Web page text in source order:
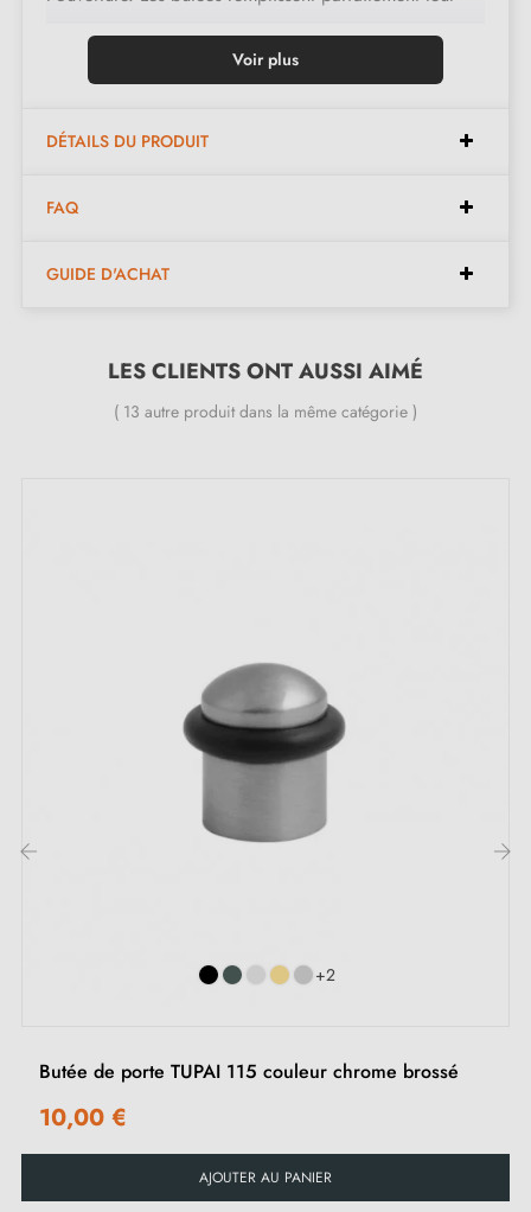
tâche en empêchant la formation de cavités et les
dommages sur la porte. Installation facile et rapide
inclus dans l'ensemble avec la butée.
L'ensemble comprend :
Nouveau produit, garantie constructeur 24 mois.
Voir plus
DÉTAILS DU PRODUIT
FAQ
GUIDE D'ACHAT
LES CLIENTS ONT AUSSI AIMÉ
( 13 autre produit dans la même catégorie )
+2
Butée de porte TUPAI 115 couleur chrome brossé
10,00 €
AJOUTER AU PANIER